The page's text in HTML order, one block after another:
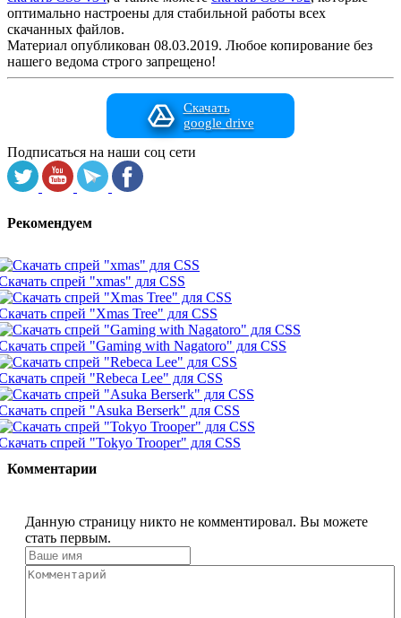
оптимально настроены для стабильной работы всех
скачанных файлов.
Материал опубликован 08.03.2019. Любое копирование без
нашего ведома строго запрещено!
Скачать
google drive
Подписаться на наши соц сети
Рекомендуем
спрей "xmas" для CSS
спрей "Xmas Tree" для CSS
спрей "Gaming with Nagatoro" для CSS
спрей "Rebeca Lee" для CSS
спрей "Asuka Berserk" для CSS
спрей "Tokyo Trooper" для CSS
Комментарии
Данную страницу никто не комментировал. Вы можете
стать первым.